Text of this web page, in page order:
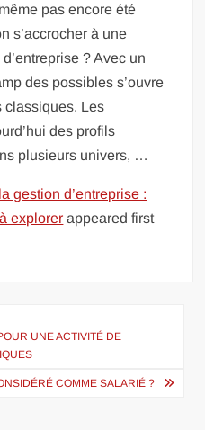
pas encore été
s’accrocher à une
? Avec un
des possibles s’ouvre
classiques. Les
des profils
plusieurs univers, …
gestion d’entreprise :
explorer appeared first
UNE ACTIVITÉ DE
COMME SALARIÉ ?